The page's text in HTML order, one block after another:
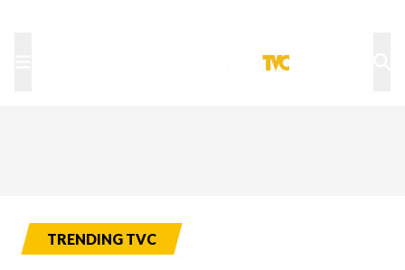
TRENDING TVC